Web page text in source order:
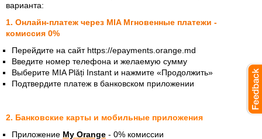
варианта:
1. Онлайн-платеж через MIA Мгновенные платежи -
комиссия 0%
Перейдите на сайт https://epayments.orange.md
Введите номер телефона и желаемую сумму
Выберите MIA Plăți Instant и нажмите «Продолжить»
Подтвердите платеж в банковском приложении
2. Банковские карты и мобильные приложения
Приложение My Orange - 0% комиссии